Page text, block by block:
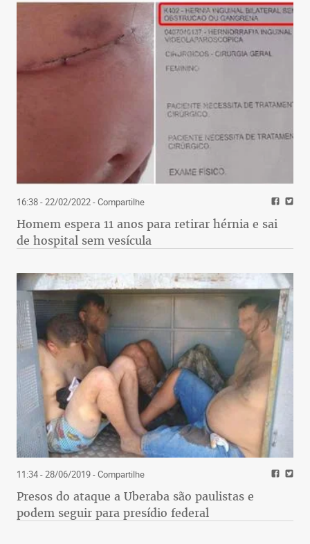
16:38 - 22/02/2022- Compartilhe
Homem espera 11 anos para retirar hérnia e sai
de hospital sem vesícula
11:34 - 28/06/2019- Compartilhe
Presos do ataque a Uberaba são paulistas e
podem seguir para presídio federal